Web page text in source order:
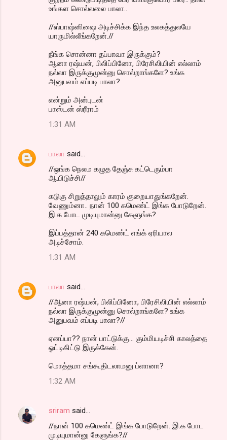
உங்கள சொல்லலை பாலா..
//ஸ்பாஷ்னிஷை அடிச்சிக்க இந்த உலகத்துலயே
யாருமில்லீங்கறேன்.//
நீங்க சொன்னா தப்பாவா இருக்கும்?
ஆனா ரஷ்யன், பிலிப்பினோ, பிரேசிலியின் எல்லாம்
நல்லா இருக்குமுன்னு சொல்றாங்களே? உங்க
அனுபவம் எப்படி பாலா?
என்றும் அன்புடன்
பாஸ்டன் ஸ்ரீராம்
1:31 AM
பாலா said…
//ஒங்க நெலம கழுத தேஞ்சு கட்டெரும்பா
ஆயிடுச்சி//
கடுகு சிறுத்தாலும் காரம் குறையாதுங்கறேன்.
வேணும்னா.. நான் 100 கமெண்ட் இங்க போடுறேன்.
இ.க போட முடியுமான்னு கேளுங்க?
இப்பத்தான் 240 கமெண்ட் எங்க் ஏரியால
அடிச்சோம்.
1:31 AM
பாலா said…
//ஆனா ரஷ்யன், பிலிப்பினோ, பிரேசிலியின் எல்லாம்
நல்லா இருக்குமுன்னு சொல்றாங்களே? உங்க
அனுபவம் எப்படி பாலா?//
ஏனப்பா?? நான் பாட்டுக்கு... கும்மியடிச்சி காலத்தை
ஓட்டிகிட்டு இருக்கேன்.
மொத்தமா சங்கூதிடலாமனு ப்ளானா?
1:32 AM
sriram said…
//நான் 100 கமெண்ட் இங்க போடுறேன். இ.க போட
முடியுமான்னு கேளுங்க?//